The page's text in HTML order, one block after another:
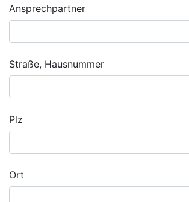
Ansprechpartner
Straße, Hausnummer
Plz
Ort